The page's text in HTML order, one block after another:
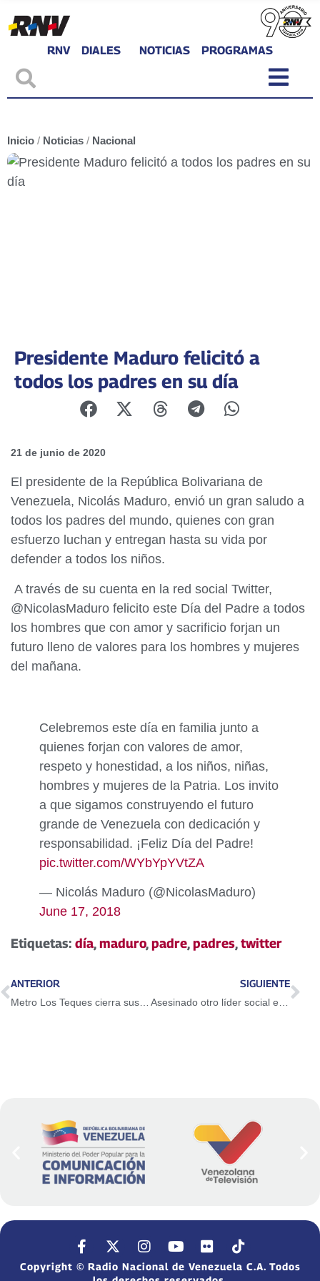
RNV DIALES NOTICIAS PROGRAMAS
Inicio / Noticias / Nacional
Presidente Maduro felicitó a
todos los padres en su día
21 de junio de 2020
El presidente de la República Bolivariana de
Venezuela, Nicolás Maduro, envió un gran saludo a
todos los padres del mundo, quienes con gran
esfuerzo luchan y entregan hasta su vida por
defender a todos los niños.
A través de su cuenta en la red social Twitter,
@NicolasMaduro felicito este Día del Padre a todos
los hombres que con amor y sacrificio forjan un
futuro lleno de valores para los hombres y mujeres
del mañana.
Celebremos este día en familia junto a
quienes forjan con valores de amor,
respeto y honestidad, a los niños, niñas,
hombres y mujeres de la Patria. Los invito
a que sigamos construyendo el futuro
grande de Venezuela con dedicación y
responsabilidad. ¡Feliz Día del Padre!
pic.twitter.com/WYbYpYVtZA
— Nicolás Maduro (@NicolasMaduro)
June 17, 2018
Etiquetas: día,maduro,padre,padres,twitter
ANTERIOR
Metro Los Teques cierra sus puertas y se activa transporte superficial
SIGUIENTE
Asesinado otro líder social en Colombia
Copyright © Radio Nacional de Venezuela C.A. Todos